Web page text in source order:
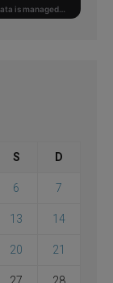
S D
6 7
13 14
20 21